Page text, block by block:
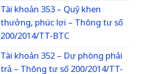
Tài khoản 353 – Quỹ khen
thưởng, phúc lợi – Thông tư số
200/2014/TT-BTC
Tài khoản 352 – Dự phòng phải
trả – Thông tư số 200/2014/TT-